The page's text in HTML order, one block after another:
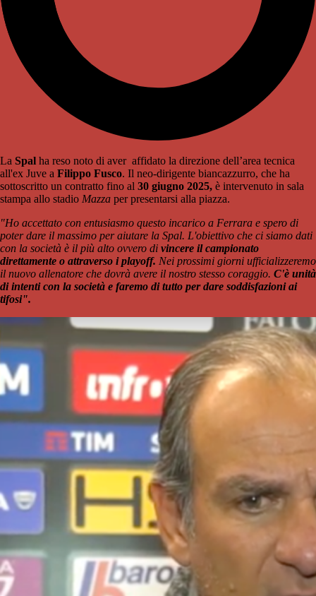
La Spal ha reso noto di aver affidato la direzione dell’area tecnica
all'ex Juve a Filippo Fusco. Il neo-dirigente biancazzurro, che ha
sottoscritto un contratto fino al 30 giugno 2025, è intervenuto in sala
stampa allo stadio Mazza per presentarsi alla piazza.
"Ho accettato con entusiasmo questo incarico a Ferrara e spero di
poter dare il massimo per aiutare la Spal. L'obiettivo che ci siamo dati
con la società è il più alto ovvero di vincere il campionato
direttamente o attraverso i playoff. Nei prossimi giorni ufficializzeremo
il nuovo allenatore che dovrà avere il nostro stesso coraggio. C'è unità
di intenti con la società e faremo di tutto per dare soddisfazioni ai
tifosi".